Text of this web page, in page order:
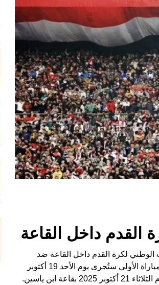
القدم داخل القاعة
الوطني لكرة القدم داخل القاعة ضد
منتخب إسبانيا، حيث من المقرر أن تُقام المباراتان في مدينة الرباط. المباراة الأولى ستُجرى يوم الأحد 19 أكتوبر